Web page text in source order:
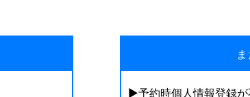
▶︎予約時個人情報登録